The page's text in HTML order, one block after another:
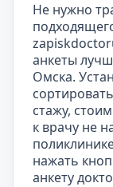
Не нужно
анкеты
Омска.
стажу,
к врачу не
нажать
анкету